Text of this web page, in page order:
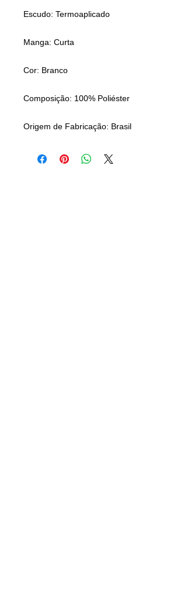
Escudo: Termoaplicado
Manga: Curta
Cor: Branco
Composição: 100% Poliéster
Origem de Fabricação: Brasil